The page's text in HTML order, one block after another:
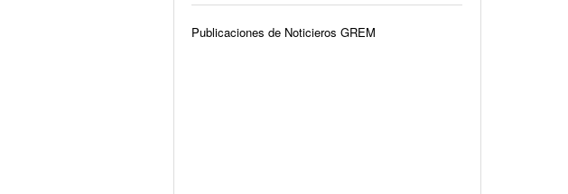
Publicaciones de Noticieros GREM